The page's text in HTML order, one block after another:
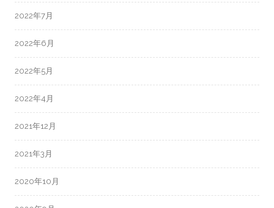
2022年7月
2022年6月
2022年5月
2022年4月
2021年12月
2021年3月
2020年10月